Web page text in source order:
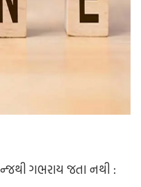
ગભરાય જતા નથી :